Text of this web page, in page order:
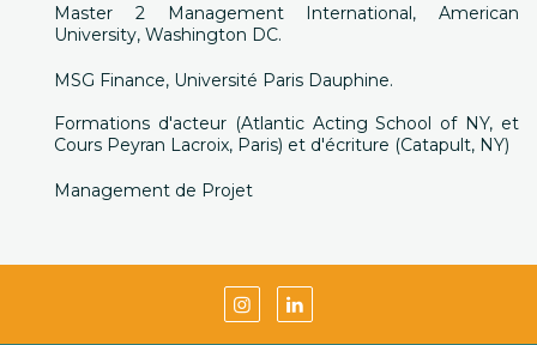
Master 2 Management International, American
University, Washington DC.
MSG Finance, Université Paris Dauphine.
Formations d'acteur (Atlantic Acting School of NY, et
Cours Peyran Lacroix, Paris) et d'écriture (Catapult, NY)
Management de Projet